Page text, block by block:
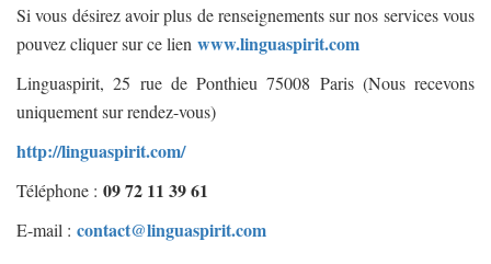
Si vous désirez avoir plus de renseignements sur nos services vous
pouvez cliquer sur ce lien www.linguaspirit.com
Linguaspirit, 25 rue de Ponthieu 75008 Paris (Nous recevons
uniquement sur rendez-vous)
http://linguaspirit.com/
Téléphone : 09 72 11 39 61
E-mail : contact@linguaspirit.com